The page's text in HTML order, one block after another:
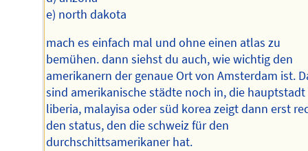
e) north dakota
mach es einfach mal und ohne einen atlas zu
bemühen. dann siehst du auch, wie wichtig den
amerikanern der genaue Ort von Amsterdam ist.
sind amerikanische städte noch in, die hauptstadt
liberia, malayisa oder süd korea zeigt dann erst
den status, den die schweiz für den
durchschittsamerikaner hat.